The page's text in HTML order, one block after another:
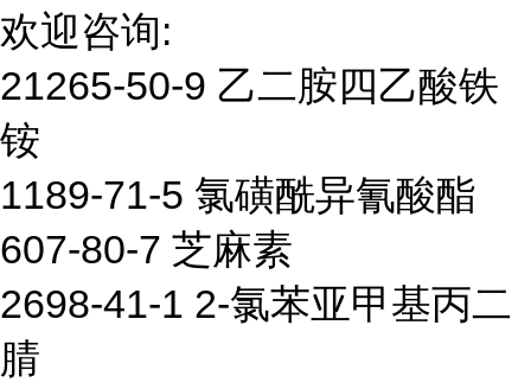
欢迎咨询:
21265-50-9 乙二胺四乙酸铁
铵
1189-71-5 氯磺酰异氰酸酯
607-80-7 芝麻素
2698-41-1 2-氯苯亚甲基丙二
腈